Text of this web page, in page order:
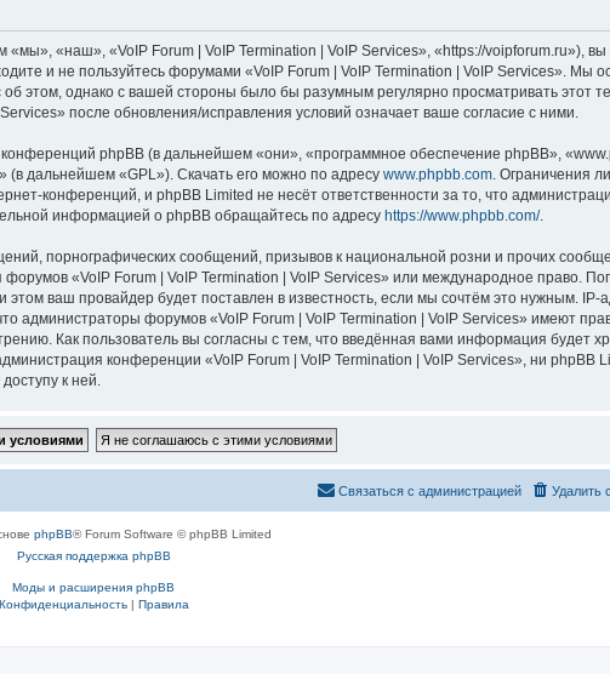
«наш», «VoIP Forum | VoIP Termination | VoIP Services», «https://voipforum.ru»),
и не пользуйтесь форумами «VoIP Forum | VoIP Termination | VoIP Services». Мы
этом, однако с вашей стороны было бы разумным регулярно просматривать этот
после обновления/исправления условий означает ваше согласие с ними.
phpBB (в дальнейшем «они», «программное обеспечение phpBB»,
» (в дальнейшем «GPL»). Скачать его можно по адресу www.phpbb.com. Ограничения
конференций, и phpBB Limited не несёт ответственности за то, что
информацией о phpBB обращайтесь по адресу https://www.phpbb.com/.
порнографических сообщений, призывов к национальной розни и прочих
«VoIP Forum | VoIP Termination | VoIP Services» или международное право.
ваш провайдер будет поставлен в известность, если мы сочтём это нужным. IP-
администраторы форумов «VoIP Forum | VoIP Termination | VoIP Services» имеют
Как пользователь вы согласны с тем, что введённая вами информация будет
конференции «VoIP Forum | VoIP Termination | VoIP Services», ни phpBB
к ней.
Удалить
Связаться с администрацией
phpBB® Forum Software © phpBB Limited
Русская поддержка phpBB
Моды и расширения phpBB
Конфиденциальность| Правила